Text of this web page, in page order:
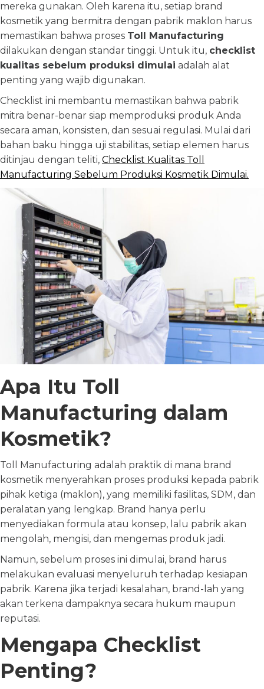
mereka gunakan. Oleh karena itu, setiap brand
kosmetik yang bermitra dengan pabrik maklon harus
memastikan bahwa proses Toll Manufacturing
dilakukan dengan standar tinggi. Untuk itu, checklist
kualitas sebelum produksi dimulai adalah alat
penting yang wajib digunakan.
Checklist ini membantu memastikan bahwa pabrik
mitra benar-benar siap memproduksi produk Anda
secara aman, konsisten, dan sesuai regulasi. Mulai dari
bahan baku hingga uji stabilitas, setiap elemen harus
ditinjau dengan teliti, Checklist Kualitas Toll
Manufacturing Sebelum Produksi Kosmetik Dimulai.
Apa Itu Toll
Manufacturing dalam
Kosmetik?
Toll Manufacturing adalah praktik di mana brand
kosmetik menyerahkan proses produksi kepada pabrik
pihak ketiga (maklon), yang memiliki fasilitas, SDM, dan
peralatan yang lengkap. Brand hanya perlu
menyediakan formula atau konsep, lalu pabrik akan
mengolah, mengisi, dan mengemas produk jadi.
Namun, sebelum proses ini dimulai, brand harus
melakukan evaluasi menyeluruh terhadap kesiapan
pabrik. Karena jika terjadi kesalahan, brand-lah yang
akan terkena dampaknya secara hukum maupun
reputasi.
Mengapa Checklist
Penting?